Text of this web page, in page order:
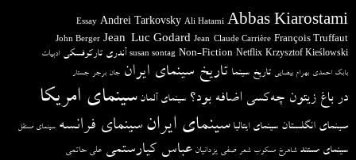
Abbas Kiarostami
Ali Hatami
Andrei Tarkovsky
Essay
François Truffaut
Jean-Claude Carrière
Jean-Luc Godard
John Berger
Krzysztof Kieślowski
Netflix
Non-Fiction
susan sontag آندری تارکوفسکی ادبیات
بابک احمدی بهرام بیضایی تاریخ سینما تاریخ سینمای ایران جان برجر جستار
در باغ زیتون چه‌کسی اضافه بود؟ سینمای آلمان سینمای امریکا
سینمای انگلستان سینمای ایتالیا سینمای ایران سینمای فرانسه سینمای مستقل
سینمای مستند شاهرخ مسکوب شعر صفی یزدانیان عباس کیارستمی علی حاتمی